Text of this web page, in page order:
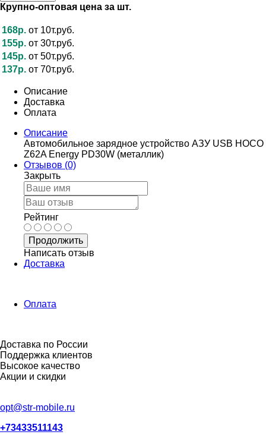
Крупно-оптовая цена за шт.
168р. от 10т.руб.
155р. от 30т.руб.
145р. от 50т.руб.
137р. от 70т.руб.
Описание
Доставка
Оплата
Описание
Автомобильное зарядное устройство АЗУ USB HOCO
Z62A Energy PD30W (металлик)
Отзывов (0)
Закрыть
Рейтинг
Продолжить
Написать отзыв
Доставка
Оплата
Доставка по России
Поддержка клиентов
Высокое качество
Акции и скидки
opt@str-mobile.ru
+73433511143